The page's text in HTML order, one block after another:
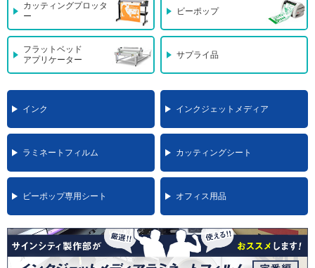
カッティングプロッタ
ー
ビーポップ
フラットベッド
アプリケーター
サプライ品
インク インクジェットメディア
ラミネートフィルム カッティングシート
ビーポップ専用シート オフィス用品